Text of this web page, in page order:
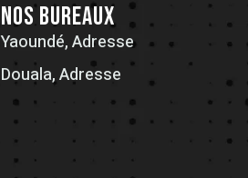
NOS BUREAUX
Yaoundé, Adresse
Douala, Adresse